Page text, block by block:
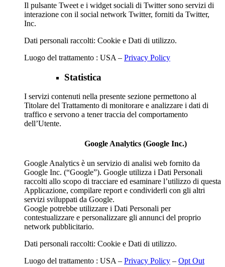
Il pulsante Tweet e i widget sociali di Twitter sono servizi di
interazione con il social network Twitter, forniti da Twitter,
Inc.
Dati personali raccolti: Cookie e Dati di utilizzo.
Luogo del trattamento : USA – Privacy Policy
Statistica
I servizi contenuti nella presente sezione permettono al
Titolare del Trattamento di monitorare e analizzare i dati di
traffico e servono a tener traccia del comportamento
dell’Utente.
Google Analytics (Google Inc.)
Google Analytics è un servizio di analisi web fornito da
Google Inc. (“Google”). Google utilizza i Dati Personali
raccolti allo scopo di tracciare ed esaminare l’utilizzo di questa
Applicazione, compilare report e condividerli con gli altri
servizi sviluppati da Google.
Google potrebbe utilizzare i Dati Personali per
contestualizzare e personalizzare gli annunci del proprio
network pubblicitario.
Dati personali raccolti: Cookie e Dati di utilizzo.
Luogo del trattamento : USA – Privacy Policy – Opt Out